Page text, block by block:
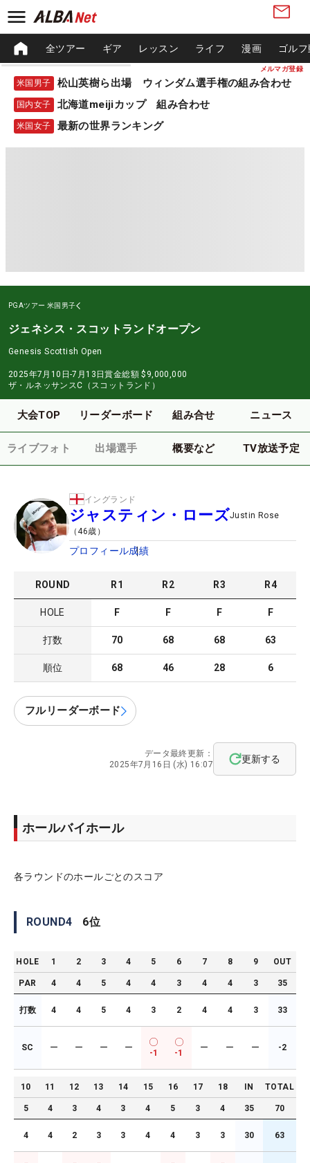
メルマガ登録
全ツアー ギア レッスン ライフ 漫画 ゴル
米国男子 松山英樹ら出場 ウィンダム選手権の組み合わせ
国内女子 北海道meijiカップ 組み合わせ
米国女子 最新の世界ランキング
PGAツアー 米国男子
ジェネシス・スコットランドオープン
Genesis Scottish Open
2025年7月10日-7月13日賞金総額 $9,000,000
ザ・ルネッサンスC（スコットランド）
大会TOP リーダーボード 組み合せ ニュース
ライブフォト 出場選手 概要など TV放送予定
イングランド
ジャスティン・ローズJustin Rose
（ 46歳）
プロフィール成績
ROUND R1 R2 R3 R4
HOLE F F F F
打数 70 68 68 63
順位 68 46 28 6
フルリーダーボード
データ最終更新：
2025年7月16日 (水) 16:07
更新する
ホールバイホール
各ラウンドのホールごとのスコア
ROUND4 6位
HOLE 1 2 3 4 5 6 7 8 9 OUT
PAR 4 4 5 4 4 3 4 4 3 35
打数 4 4 5 4 3 2 4 4 3 33
SC ー ー ー ー
-1 -1
ー ー ー -2
10 11 12 13 14 15 16 17 18 IN TOTAL
5 4 3 4 3 4 5 3 4 35 70
4 4 2 3 3 4 4 3 3 30 63